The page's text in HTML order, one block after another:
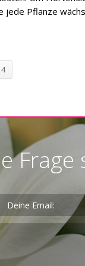
jede Pflanze
4
Frage